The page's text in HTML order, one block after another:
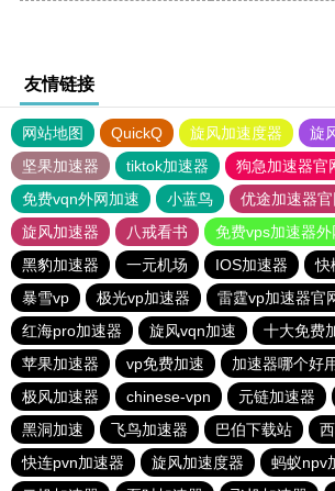
友情链接
网站地图 QuickQ 旋风加速度器 旋
坚果加速器
tiktok加速器
狗急加速器官
免费vqn外网加速
小蓝鸟 优途加速器官
旋风加速器
八戒看书
免费vps加速器外
黑豹加速器
一元机场 IOS加速器
快
暴雪vp
极光vp加速器
雷霆vp加速器官
红海pro加速器
旋风vqn加速
十大免费
苹果加速器
vp免费加速 加速器哪个好
极风加速器
chinese-vpn 元链加速器
黑洞加速
飞鸟加速器 巴伯下载站
快连pvn加速器
旋风加速度器
蚂蚁npv